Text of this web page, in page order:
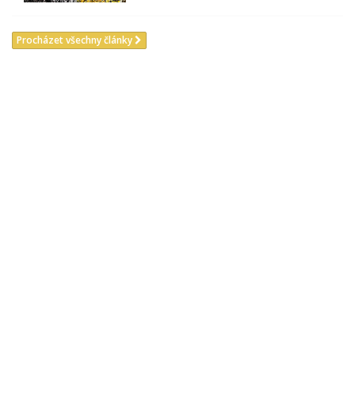
Procházet všechny články